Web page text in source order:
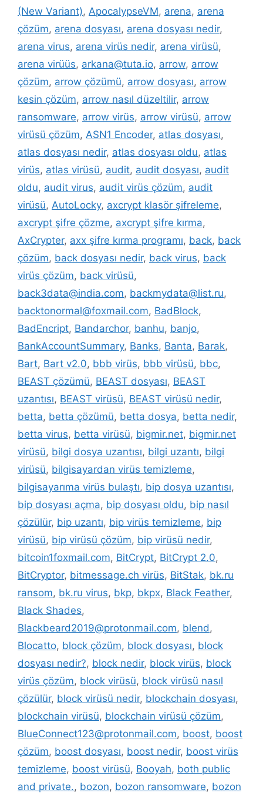
(New Variant), ApocalypseVM, arena, arena
çözüm, arena dosyası, arena dosyası nedir,
arena virus, arena virüs nedir, arena virüsü,
arena virüüs, arkana@tuta.io, arrow, arrow
çözüm, arrow çözümü, arrow dosyası, arrow
kesin çözüm, arrow nasıl düzeltilir, arrow
ransomware, arrow virüs, arrow virüsü, arrow
virüsü çözüm, ASN1 Encoder, atlas dosyası,
atlas dosyası nedir, atlas dosyası oldu, atlas
virüs, atlas virüsü, audit, audit dosyası, audit
oldu, audit virus, audit virüs çözüm, audit
virüsü, AutoLocky, axcrypt klasör şifreleme,
axcrypt şifre çözme, axcrypt şifre kırma,
AxCrypter, axx şifre kırma programı, back, back
çözüm, back dosyası nedir, back virus, back
virüs çözüm, back virüsü,
back3data@india.com, backmydata@list.ru,
backtonormal@foxmail.com, BadBlock,
BadEncript, Bandarchor, banhu, banjo,
BankAccountSummary, Banks, Banta, Barak,
Bart, Bart v2.0, bbb virüs, bbb virüsü, bbc,
BEAST çözümü, BEAST dosyası, BEAST
uzantısı, BEAST virüsü, BEAST virüsü nedir,
betta, betta çözümü, betta dosya, betta nedir,
betta virus, betta virüsü, bigmir.net, bigmir.net
virüsü, bilgi dosya uzantısı, bilgi uzantı, bilgi
virüsü, bilgisayardan virüs temizleme,
bilgisayarıma virüs bulaştı, bip dosya uzantısı,
bip dosyası açma, bip dosyası oldu, bip nasıl
çözülür, bip uzantı, bip virüs temizleme, bip
virüsü, bip virüsü çözüm, bip virüsü nedir,
bitcoin1foxmail.com, BitCrypt, BitCrypt 2.0,
BitCryptor, bitmessage.ch virüs, BitStak, bk.ru
ransom, bk.ru virus, bkp, bkpx, Black Feather,
Black Shades,
Blackbeard2019@protonmail.com, blend,
Blocatto, block çözüm, block dosyası, block
dosyası nedir?, block nedir, block virüs, block
virüs çözüm, block virüsü, block virüsü nasıl
çözülür, block virüsü nedir, blockchain dosyası,
blockchain virüsü, blockchain virüsü çözüm,
BlueConnect123@protonmail.com, boost, boost
çözüm, boost dosyası, boost nedir, boost virüs
temizleme, boost virüsü, Booyah, both public
and private., bozon, bozon ransomware, bozon